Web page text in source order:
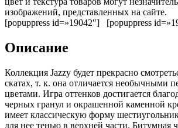
изображений, представленных на сайте.
[popuppress id=»19042″] [popuppress
Описание
Коллекция Jazzy будет прекрасно
скатах, т. к. она отличается необычными
цветами. Игра оттенков достигается
черных гранул и окрашенной каменной
имеет классическую форму
для нее тенью в верхней части. Битумная